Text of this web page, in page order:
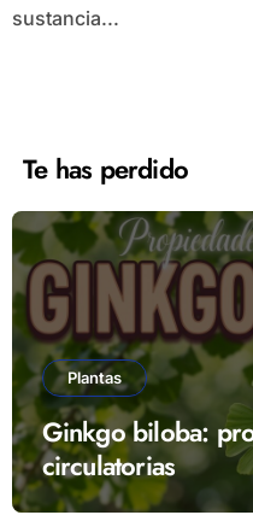
sustancia...
Te has perdido
Plantas
Ginkgo biloba:
circulatorias